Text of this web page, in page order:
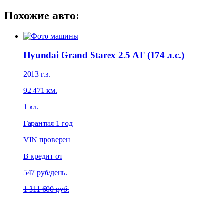
Похожие авто:
Hyundai Grand Starex 2.5 AT (174 л.с.)
2013 г.в.
92 471 км.
1 вл.
Гарантия 1 год
VIN проверен
В кредит от
547 руб/день.
1 311 600 руб.